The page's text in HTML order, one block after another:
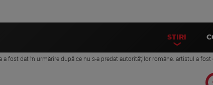
STIRI
a fost dat în urmărire după ce nu s-a predat autorităților române. artistul a